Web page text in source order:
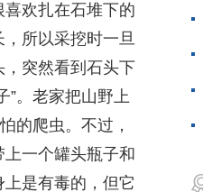
欢扎在石堆下的
所以采挖时一旦
突然看到石头下
”。老家把山野上
的爬虫。不过，
一个罐头瓶子和
是有毒的，但它